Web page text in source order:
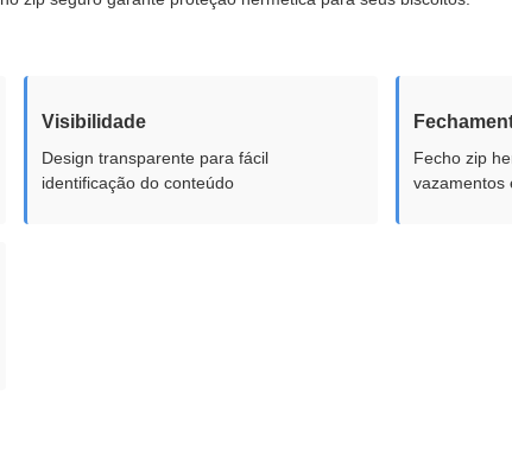
Visibilidade
Design transparente para fácil
identificação do conteúdo
Fecho zip
vazamentos